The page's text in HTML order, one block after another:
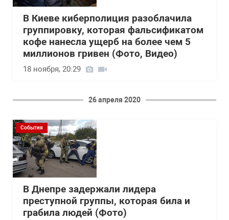
В Киеве киберполиция разоблачила
группировку, которая фальсификатом
кофе нанесла ущерб на более чем 5
миллионов гривен (Фото, Видео)
18 ноября, 20:29
26 апреля 2020
События
В Днепре задержали лидера
преступной группы, которая била и
грабила людей (Фото)